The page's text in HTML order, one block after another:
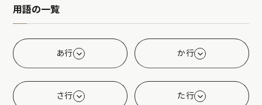
用語の一覧
あ行 か行
さ行 た行